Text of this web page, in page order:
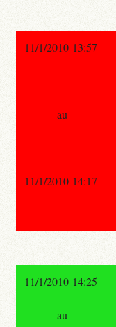
11/1/2010 13:57
au
11/1/2010 14:17
11/1/2010 14:25
au